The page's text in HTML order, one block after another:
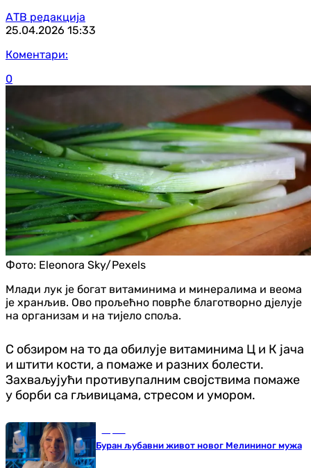
АТВ редакција
25.04.2026 15:33
Коментари:
0
Фото: Eleonora Sky/Pexels
Млади лук је богат витаминима и минералима и веома
је хранљив. Ово прољећно поврће благотворно дјелује
на организам и на тијело споља.
С обзиром на то да обилује витаминима Ц и К јача
и штити кости, а помаже и разних болести.
Захваљујући противупалним својствима помаже
у борби са гљивицама, стресом и умором.
Буран љубавни живот новог Мелининог мужа